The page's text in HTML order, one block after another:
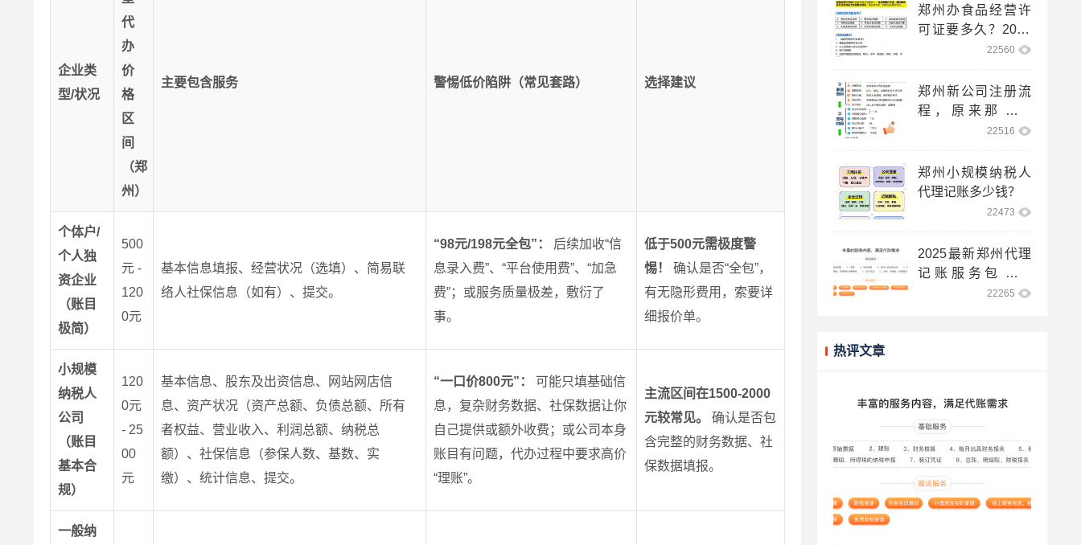
企业类
型/状况
代
办
价
格
区
间
（郑
州）
主要包含服务 警惕低价陷阱（常见套路） 选择建议
个体户/
个人独
资企业
（账目
极简）
500
元 -
120
0元
基本信息填报、经营状况（选填）、简易联
络人社保信息（如有）、提交。
“98元/198元全包”：
后续加收“信
息录入费”、“平台使用费”、“加急
费”；或服务质量极差，敷衍了
事。
低于500元需极度警
惕！
确认是否“全包”，
有无隐形费用，索要详
细报价单。
小规模
纳税人
公司
（账目
基本合
规）
120
0元
- 25
00
元
基本信息、股东及出资信息、网站网店信
息、资产状况（资产总额、负债总额、所有
者权益、营业收入、利润总额、纳税总
额）、社保信息（参保人数、基数、实
缴）、统计信息、提交。
“一口价800元”：
可能只填基础信
息，复杂财务数据、社保数据让你
自己提供或额外收费；或公司本身
账目有问题，代办过程中要求高价
“理账”。
主流区间在1500-2000
元较常见。
确认是否包
含完整的财务数据、社
保数据填报。
一般纳
郑州办食品经营许
可证要多久？2025
网上注册步骤！
22560
郑州新公司注册流
程，原来那么简
22516
郑州小规模纳税人
代理记账多少钱？
22473
2025最新郑州代理
记账服务包含哪
22265
热评文章